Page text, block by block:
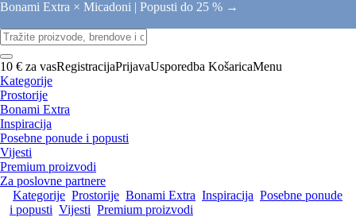
Bonami Extra × Micadoni | Popusti do 25 % →
10 € za vasRegistracijaPrijavaUsporedba KošaricaMenu
Kategorije
Prostorije
Bonami Extra
Inspiracija
Posebne ponude i popusti
Vijesti
Premium proizvodi
Za poslovne partnere
Kategorije Prostorije Bonami Extra Inspiracija Posebne ponude
i popusti Vijesti Premium proizvodi